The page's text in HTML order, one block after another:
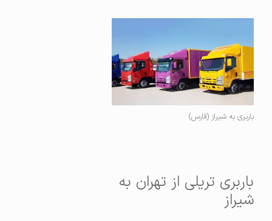
باربری به شیراز (فارس)
باربری تریلی از تهران به
شیراز